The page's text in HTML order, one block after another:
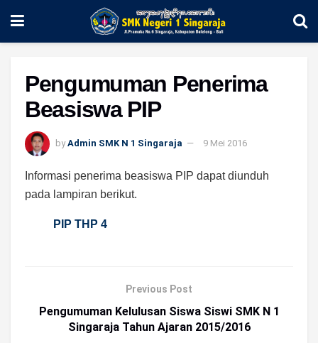
Pengumuman Penerima
Beasiswa PIP
by Admin SMK N 1 Singaraja 9 Mei 2016
Informasi penerima beasiswa PIP dapat diunduh
pada lampiran berikut.
PIP THP 4
Previous Post
Pengumuman Kelulusan Siswa Siswi SMK N 1
Singaraja Tahun Ajaran 2015/2016